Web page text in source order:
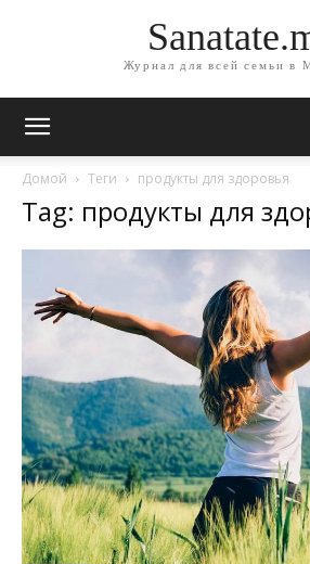
Журнал для всей семьи в
Домой Теги продукты для здоровья
Tag: продукты для